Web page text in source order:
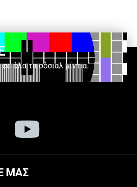
όλα τα σόσιαλ μίντια.
ΜΑΣ